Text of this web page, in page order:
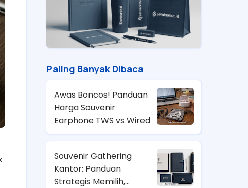
Paling Banyak Dibaca
Awas Boncos! Panduan
Harga Souvenir
Earphone TWS vs Wired
Souvenir Gathering
Kantor: Panduan
Strategis Memilih,